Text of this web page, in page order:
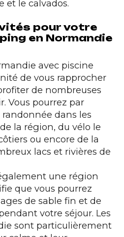
et le calvados.
pour votre
en Normandie
avec piscine
de vous rapprocher
de nombreuses
. Vous pourrez par
dans les
la région, du vélo le
ou encore de la
lacs et rivières de
une région
que vous pourrez
de sable fin et de
votre séjour. Les
sont particulièrement